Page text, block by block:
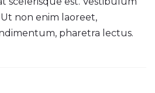
non enim laoreet,
pharetra lectus.